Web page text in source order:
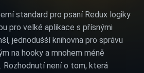
standard pro psaní Redux logiky
pro velké aplikace s přísnými
jednodušší knihovna pro správu
na hooky a mnohem méně
Rozhodnutí není o tom, která